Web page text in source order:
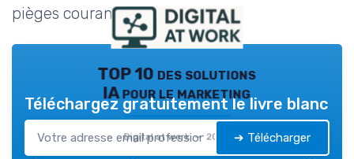
pièges courants.
TOP 10 des solutions
IA pour le marketing
Digital at work — 2026
Téléchargez gratuitement le livre blanc
➔ Télécharger